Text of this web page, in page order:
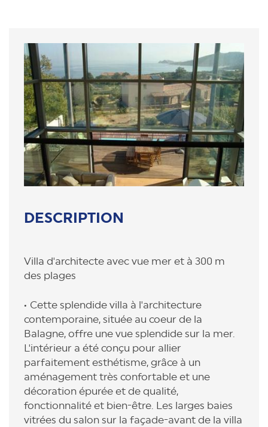
DESCRIPTION
Villa d'architecte avec vue mer et à 300 m
des plages
Cette splendide villa à l'architecture
contemporaine, située au coeur de la
Balagne, offre une vue splendide sur la mer.
L'intérieur a été conçu pour allier
parfaitement esthétisme, grâce à un
aménagement très confortable et une
décoration épurée et de qualité,
fonctionnalité et bien-être. Les larges baies
vitrées du salon sur la façade-avant de la villa